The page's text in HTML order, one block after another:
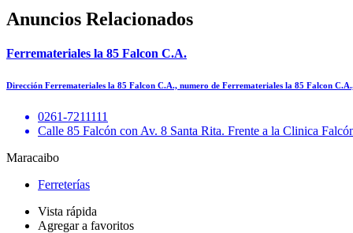
Anuncios Relacionados
Ferremateriales la 85 Falcon C.A.
Dirección Ferremateriales la 85 Falcon C.A., numero de Ferremateriales la 85 Falcon
0261-7211111
Calle 85 Falcón con Av. 8 Santa Rita. Frente a la Clinica
Maracaibo
Ferreterías
Vista rápida
Agregar a favoritos